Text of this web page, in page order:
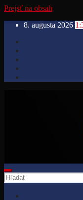
Prejsť na obsah
8. augusta 2026